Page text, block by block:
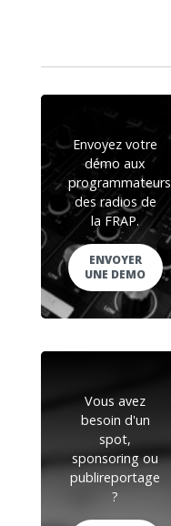
Envoyez votre
démo aux
programmateurs
des radios de
la FRAP.
ENVOYER
UNE DEMO
Vous avez
besoin d'un
spot,
sponsoring ou
publireportage
?